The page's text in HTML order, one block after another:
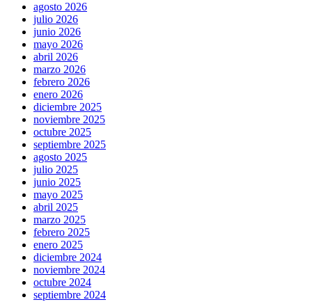
agosto 2026
julio 2026
junio 2026
mayo 2026
abril 2026
marzo 2026
febrero 2026
enero 2026
diciembre 2025
noviembre 2025
octubre 2025
septiembre 2025
agosto 2025
julio 2025
junio 2025
mayo 2025
abril 2025
marzo 2025
febrero 2025
enero 2025
diciembre 2024
noviembre 2024
octubre 2024
septiembre 2024